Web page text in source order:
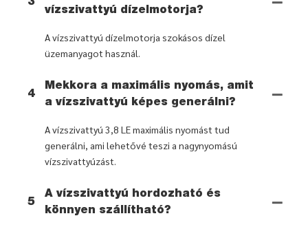
3
vízszivattyú dízelmotorja?
A vízszivattyú dízelmotorja szokásos dízel
üzemanyagot használ.
4
Mekkora a maximális nyomás, amit
a vízszivattyú képes generálni?
A vízszivattyú 3,8 LE maximális nyomást tud
generálni, ami lehetővé teszi a nagynyomású
vízszivattyúzást.
5
A vízszivattyú hordozható és
könnyen szállítható?